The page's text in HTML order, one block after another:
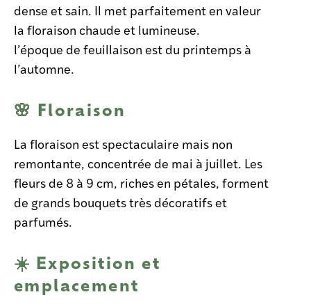
dense et sain. Il met parfaitement en valeur
la floraison chaude et lumineuse.
l’époque de feuillaison est du printemps à
l’automne.
🌸 Floraison
La floraison estspectaculaire mais non
remontante, concentrée de mai à juillet. Les
fleurs de 8 à 9 cm, riches en pétales, forment
de grands bouquets très décoratifs et
parfumés.
☀️ Exposition et
emplacement